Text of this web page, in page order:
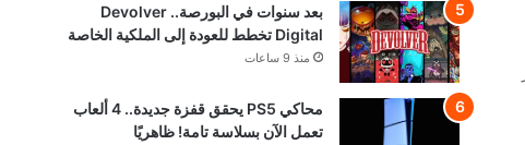
بعد سنوات في البورصة.. Devolver
Digital تخطط للعودة إلى الملكية الخاصة
منذ 9 ساعات
محاكي PS5 يحقق قفزة جديدة.. 4 ألعاب
تعمل الآن بسلاسة تامة! ظاهريًا